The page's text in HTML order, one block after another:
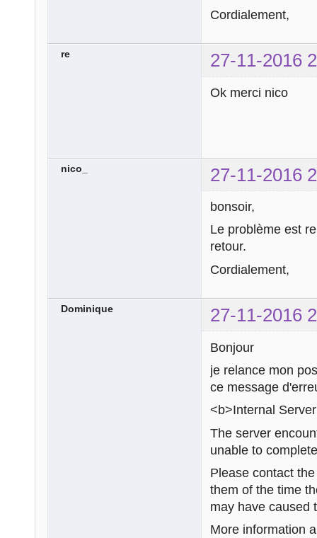
Cordialement,
re 27-11-2016
Ok merci nico
nico_ 27-11-2016
bonsoir,
Le problème est
retour.
Cordialement,
Dominique 27-11-2016
Bonjour
je relance mon
ce message
<b>Internal
The server
unable to
Please contact
them of the time
may have caused
More information